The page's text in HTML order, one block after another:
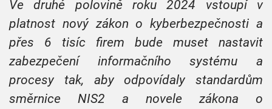
Ve druhé polovině roku 2024 vstoupí v
platnost nový zákon o kyberbezpečnosti a
přes 6 tisíc firem bude muset nastavit
zabezpečení informačního systému a
procesy tak, aby odpovídaly standardům
směrnice NIS2 a novele zákona o